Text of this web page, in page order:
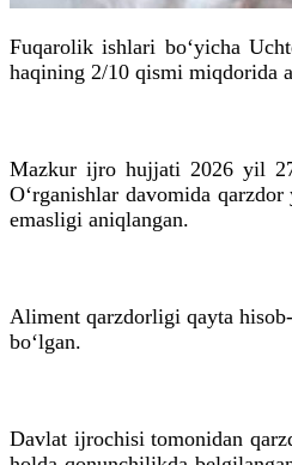
Fuqarolik ishlari bo‘yicha
haqining 2/10 qismi miqdorida
Mazkur ijro hujjati 2026 yil
O‘rganishlar davomida
emasligi aniqlangan.
Aliment qarzdorligi qayta
bo‘lgan.
Davlat ijrochisi tomonidan